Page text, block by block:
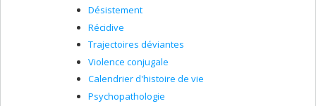
Désistement
Récidive
Trajectoires déviantes
Violence conjugale
Calendrier d'histoire de vie
Psychopathologie